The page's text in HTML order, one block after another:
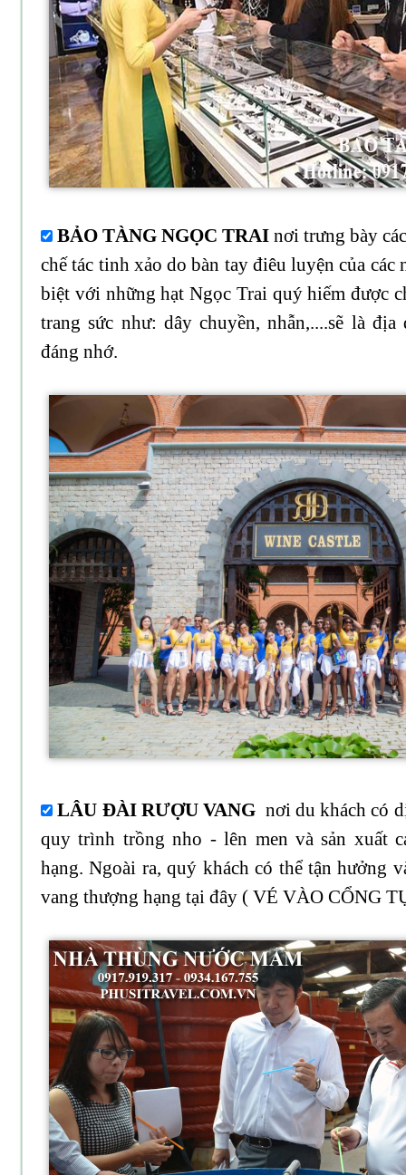
BẢO TÀNG NGỌC TRAI nơi trưng bày
chế tác tinh xảo do bàn tay điêu luyện của các
biệt với những hạt Ngọc Trai quý hiếm được
trang sức như: dây chuyền, nhẫn,....sẽ là
đáng nhớ.
LÂU ĐÀI RƯỢU VANG nơi du khách có
quy trình trồng nho - lên men và sản xuất
hạng. Ngoài ra, quý khách có thể tận hưởng
vang thượng hạng tại đây ( VÉ VÀO CỔNG